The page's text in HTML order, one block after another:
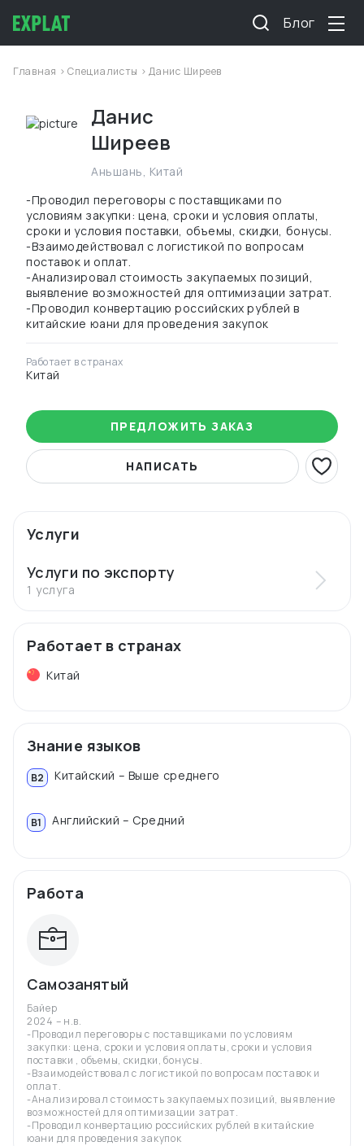
Блог
Главная >Специалисты > Данис Ширеев
Данис
Ширеев
Аньшань, Китай
-Проводил переговоры с поставщиками по
условиям закупки: цена, сроки и условия оплаты,
сроки и условия поставки, объемы, скидки, бонусы.
-Взаимодействовал с логистикой по вопросам
поставок и оплат.
-Анализировал стоимость закупаемых позиций,
выявление возможностей для оптимизации затрат.
-Проводил конвертацию российских рублей в
китайские юани для проведения закупок
Работает в странах
Китай
ПРЕДЛОЖИТЬ ЗАКАЗ
НАПИСАТЬ
Услуги
Услуги по экспорту
1 услуга
Работает в странах
Китай
Знание языков
B2 Китайский – Выше среднего
B1 Английский – Средний
Работа
Самозанятый
Байер
2024 – н.в.
-Проводил переговоры с поставщиками по условиям
закупки: цена, сроки и условия оплаты, сроки и условия
поставки , объемы, скидки, бонусы.
-Взаимодействовал с логистикой по вопросам поставок и
оплат.
-Анализировал стоимость закупаемых позиций, выявление
возможностей для оптимизации затрат.
-Проводил конвертацию российских рублей в китайские
юани для проведения закупок